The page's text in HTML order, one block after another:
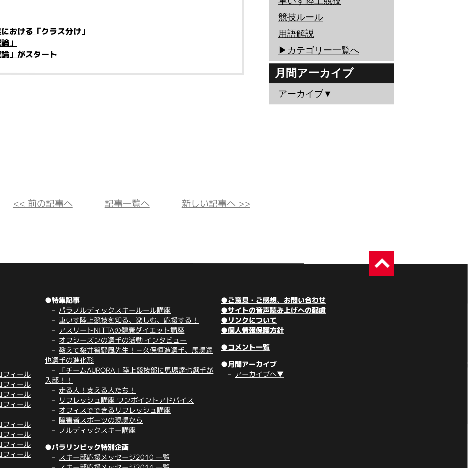
おける「クラス分け」
」
」がスタート
競技ルール
用語解説
▶︎カテゴリー一覧へ
月間アーカイブ
アーカイブ▼
<< 前の記事へ 記事一覧へ 新しい記事へ >>
フィール
フィール
フィール
フィール
フィール
フィール
フィール
フィール
●特集記事
パラノルディックスキールール講座
車いす陸上競技を知る、楽しむ、応援する！
アスリートNITTAの健康ダイエット講座
オフシーズンの選手の活動 インタビュー
教えて桜井智野風先生！－久保恒造選手、馬場達
也選手の進化形
「チームAURORA」陸上競技部に馬場達也選手が
入部！！
走る人！支える人たち！
リフレッシュ講座 ワンポイントアドバイス
オフィスでできるリフレッシュ講座
障害者スポーツの現場から
ノルディックスキー講座
●パラリンピック特別企画
スキー部応援メッセージ2010 一覧
●ご意見・ご感想、お問い合わせ
●サイトの音声読み上げへの配慮
●リンクについて
●個人情報保護方針
●コメント一覧
●月間アーカイブ
アーカイブへ▼